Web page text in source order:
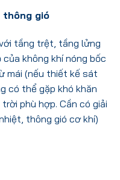
thông gió
tầng trệt, tầng lửng
không khí nóng bốc
mái (nếu thiết kế sát
có thể gặp khó khăn
phù hợp. Cần có giải
thông gió cơ khí)